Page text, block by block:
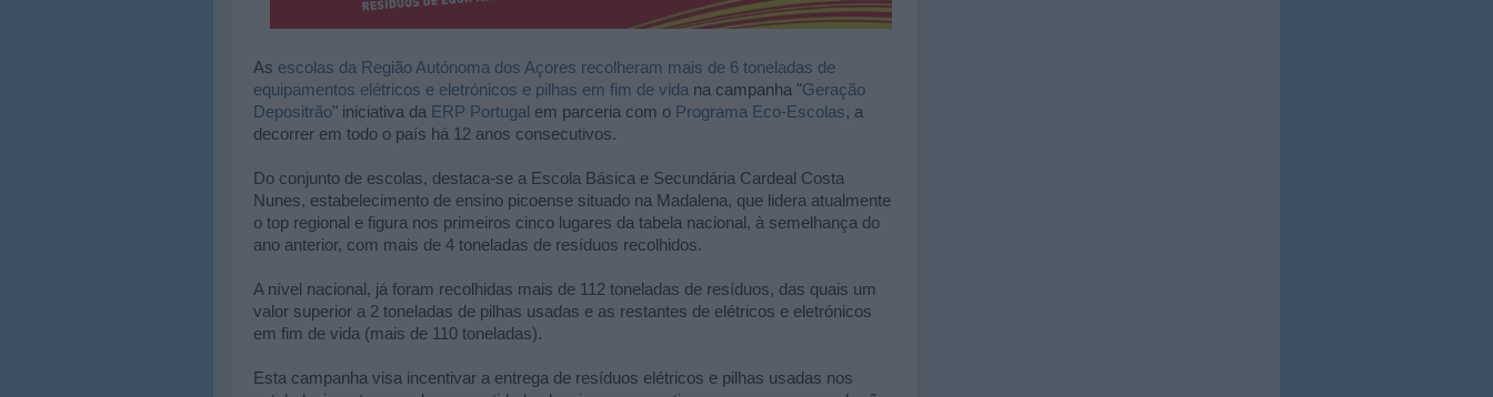
As escolas da Região Autónoma dos Açores recolheram mais de 6 toneladas de
equipamentos elétricos e eletrónicos e pilhas em fim de vida na campanha "Geração
Depositrão" iniciativa da ERP Portugal em parceria com o Programa Eco-Escolas, a
decorrer em todo o país há 12 anos consecutivos.
Do conjunto de escolas, destaca-se a Escola Básica e Secundária Cardeal Costa
Nunes, estabelecimento de ensino picoense situado na Madalena, que lidera atualmente
o top regional e figura nos primeiros cinco lugares da tabela nacional, à semelhança do
ano anterior, com mais de 4 toneladas de resíduos recolhidos.
A nível nacional, já foram recolhidas mais de 112 toneladas de resíduos, das quais um
valor superior a 2 toneladas de pilhas usadas e as restantes de elétricos e eletrónicos
em fim de vida (mais de 110 toneladas).
Esta campanha visa incentivar a entrega de resíduos elétricos e pilhas usadas nos